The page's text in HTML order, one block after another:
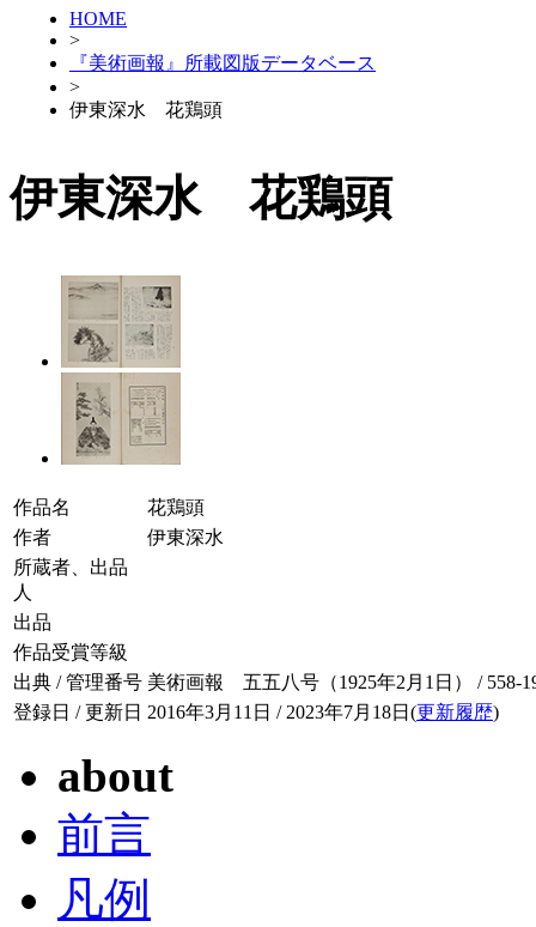
HOME
>
『美術画報』所載図版データベース
>
伊東深水 花鶏頭
伊東深水 花鶏頭
作品名
花鶏頭
作者
伊東深水
所蔵者、出品
人
出品
作品受賞等級
出典 / 管理番号 美術画報 五五八号（1925年2月1日） / 558-
登録日 / 更新日 2016年3月11日 / 2023年7月18日(更新履歴)
about
前言
凡例